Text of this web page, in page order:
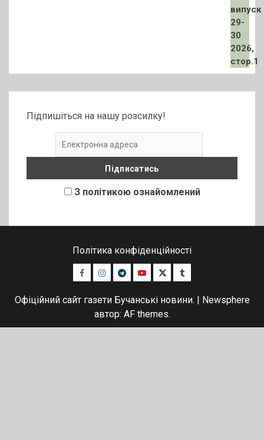
Підпишіться на нашу розсилку!
З політикою ознайомлений
Політика конфіденційності
Facebook
Instagram
TelegramYoutubeTwitterTumblr
Офіційний сайт газети Бучанські новини. | Newsphere
автор: AF themes.